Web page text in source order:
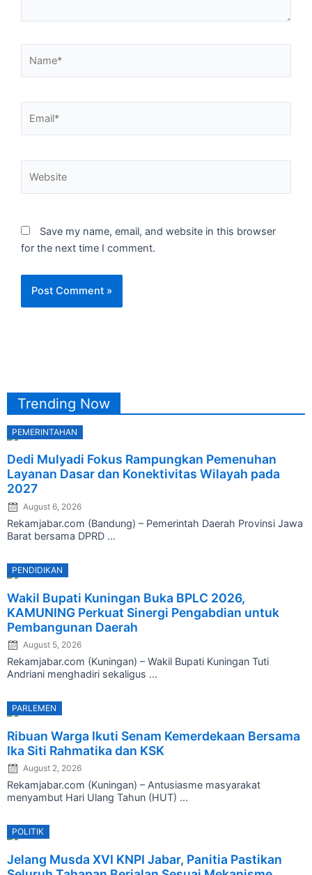
Save my name, email, and website in this browser
for the next time I comment.
Trending Now
PEMERINTAHAN
Dedi Mulyadi Fokus Rampungkan Pemenuhan
Layanan Dasar dan Konektivitas Wilayah pada
2027
on
August 6, 2026
Rekamjabar.com (Bandung) – Pemerintah Daerah Provinsi Jawa
Barat bersama DPRD ...
PENDIDIKAN
Wakil Bupati Kuningan Buka BPLC 2026,
KAMUNING Perkuat Sinergi Pengabdian untuk
Pembangunan Daerah
on
August 5, 2026
Rekamjabar.com (Kuningan) – Wakil Bupati Kuningan Tuti
Andriani menghadiri sekaligus ...
PARLEMEN
Ribuan Warga Ikuti Senam Kemerdekaan Bersama
Ika Siti Rahmatika dan KSK
on
August 2, 2026
Rekamjabar.com (Kuningan) – Antusiasme masyarakat
menyambut Hari Ulang Tahun (HUT) ...
POLITIK
Jelang Musda XVI KNPI Jabar, Panitia Pastikan
on